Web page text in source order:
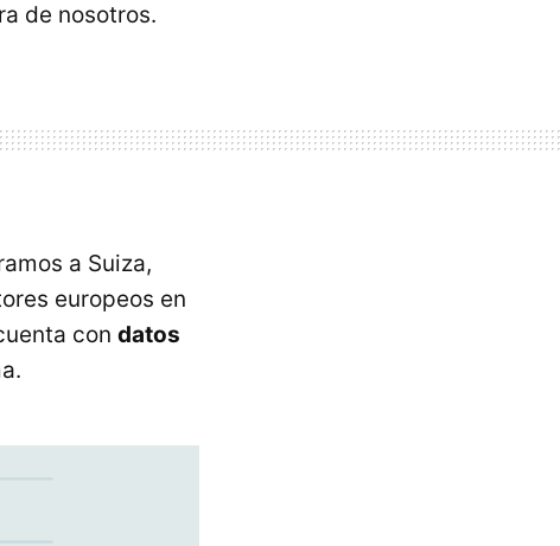
de nosotros.
a Suiza,
europeos en
con datos